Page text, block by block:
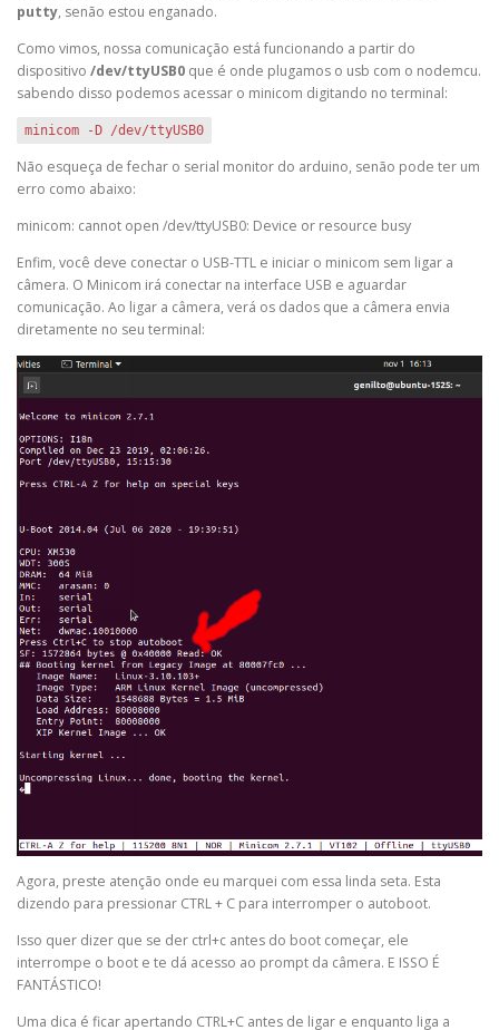
putty, senão estou enganado.
Como vimos, nossa comunicação está funcionando a partir do
dispositivo /dev/ttyUSB0 que é onde plugamos o usb com o nodemcu.
sabendo disso podemos acessar o minicom digitando no terminal:
minicom -D /dev/ttyUSB0
Não esqueça de fechar o serial monitor do arduino, senão pode ter um
erro como abaixo:
minicom: cannot open /dev/ttyUSB0: Device or resource busy
Enfim, você deve conectar o USB-TTL e iniciar o minicom sem ligar a
câmera. O Minicom irá conectar na interface USB e aguardar
comunicação. Ao ligar a câmera, verá os dados que a câmera envia
diretamente no seu terminal:
Agora, preste atenção onde eu marquei com essa linda seta. Esta
dizendo para pressionar CTRL + C para interromper o autoboot.
Isso quer dizer que se der ctrl+c antes do boot começar, ele
interrompe o boot e te dá acesso ao prompt da câmera. E ISSO É
FANTÁSTICO!
Uma dica é ficar apertando CTRL+C antes de ligar e enquanto liga a